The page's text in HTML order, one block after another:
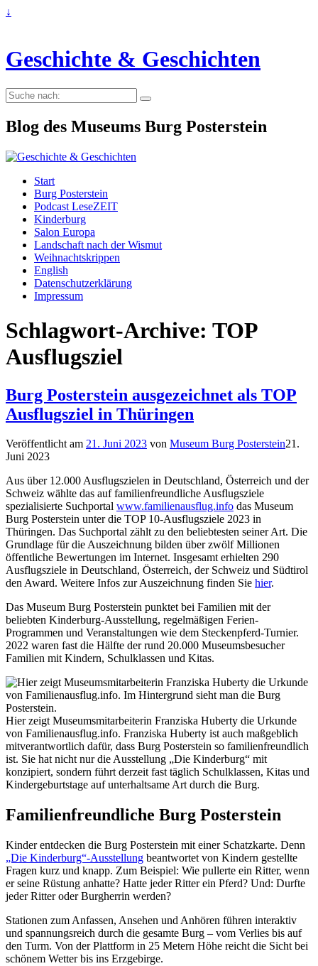
↓
Geschichte & Geschichten
Suche
nach:
Blog des Museums Burg Posterstein
Start
Burg Posterstein
Podcast LeseZEIT
Kinderburg
Salon Europa
Landschaft nach der Wismut
Weihnachtskrippen
English
Datenschutzerklärung
Impressum
Schlagwort-Archive: TOP
Ausflugsziel
Burg Posterstein ausgezeichnet als TOP
Ausflugsziel in Thüringen
Veröffentlicht am 21. Juni 2023 von Museum Burg Posterstein21.
Juni 2023
Aus über 12.000 Ausflugszielen in Deutschland, Österreich und der
Schweiz wählte das auf familienfreundliche Ausflugsziele
spezialisierte Suchportal www.familienausflug.info das Museum
Burg Posterstein unter die TOP 10-Ausflugsziele 2023 in
Thüringen. Das Suchportal zählt zu den beliebtesten seiner Art. Die
Grundlage für die Auszeichnung bilden über zwölf Millionen
öffentliche Bewertungen im Internet. Insgesamt erhielten 290
Ausflugsziele in Deutschland, Österreich, der Schweiz und Südtirol
den Award. Weitere Infos zur Auszeichnung finden Sie hier.
Das Museum Burg Posterstein punktet bei Familien mit der
beliebten Kinderburg-Ausstellung, regelmäßigen Ferien-
Programmen und Veranstaltungen wie dem Steckenpferd-Turnier.
2022 waren fast die Hälfte der rund 20.000 Museumsbesucher
Familien mit Kindern, Schulklassen und Kitas.
Hier zeigt Museumsmitarbeiterin Franziska Huberty die Urkunde
von Familienausflug.info. Franziska Huberty ist auch maßgeblich
mitverantwortlich dafür, dass Burg Posterstein so familienfreundlich
ist. Sie hat nicht nur die Ausstellung „Die Kinderburg“ mit
konzipiert, sondern führt derzeit fast täglich Schulklassen, Kitas und
Kindergeburtstage auf unterhaltsame Art durch die Burg.
Familienfreundliche Burg Posterstein
Kinder entdecken die Burg Posterstein mit einer Schatzkarte. Denn
„Die Kinderburg“-Ausstellung beantwortet von Kindern gestellte
Fragen kurz und knapp. Zum Beispiel: Wie pullerte ein Ritter, wenn
er seine Rüstung anhatte? Hatte jeder Ritter ein Pferd? Und: Durfte
jeder Ritter oder Burgherrin werden?
Stationen zum Anfassen, Ansehen und Anhören führen interaktiv
und spannungsreich durch die gesamte Burg – vom Verlies bis auf
den Turm. Von der Plattform in 25 Metern Höhe reicht die Sicht bei
schönem Wetter bis ins Erzgebirge.